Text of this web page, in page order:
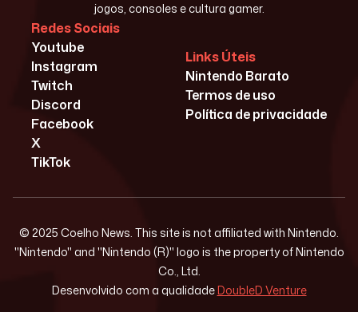
jogos, consoles e cultura gamer.
Redes Sociais
Youtube
Instagram
Twitch
Discord
Facebook
X
TikTok
Links Úteis
Nintendo Barato
Termos de uso
Política de privacidade
© 2025 Coelho News. This site is not affiliated with Nintendo.
"Nintendo" and "Nintendo (R)" logo is the property of Nintendo
Co., Ltd.
Desenvolvido com a qualidadeDoubleD Venture